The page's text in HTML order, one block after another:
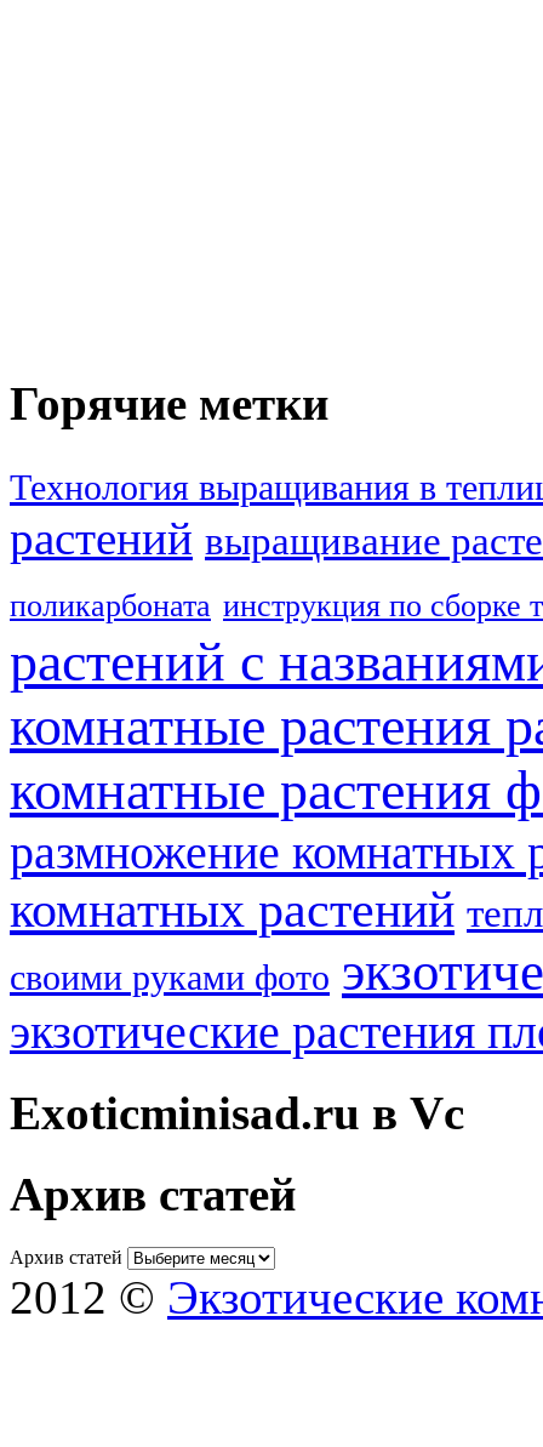
Горячие метки
Технология выращивания в
растений выращивание
поликарбоната инструкция по сборке
растений с
комнатные растения
комнатные растения
размножение комнатных
комнатных растений
своими руками фото
экзотические растения
Exoticminisad.ru в Vc
Архив статей
Архив статей
2012 © Экзотические